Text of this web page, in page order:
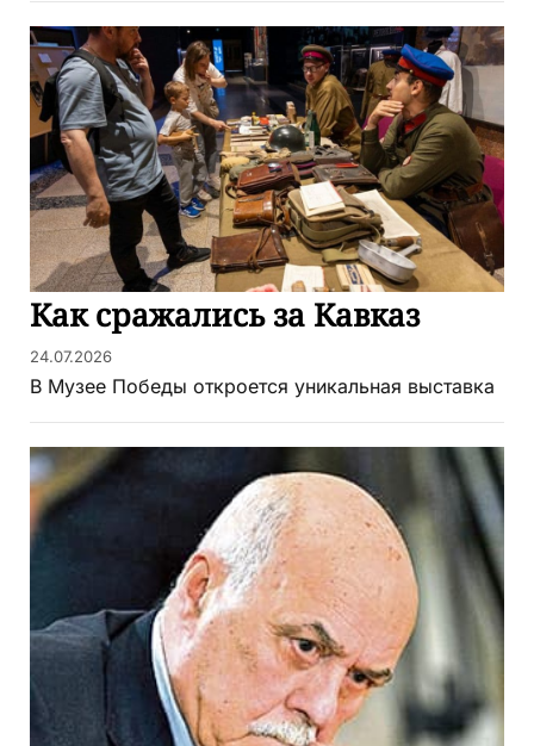
Как сражались за Кавказ
24.07.2026
В Музее Победы откроется уникальная выставка